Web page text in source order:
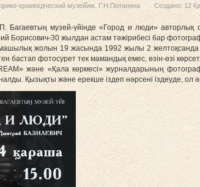
краеведческий музейим. Г.Н.Потанина Создано: 12
Багаевтың музей-үйінде «Город и люди»
Борисович-30 жылдан астам тәжірибесі бар
жолын 19 жасында 1992 жылы 2
бастап фотосурет тек мамандық емес, өзін-өзі
және «Қала көрмесі» журналдарының
Қызықты және ерекше іздеп нәрсені іздеуде,